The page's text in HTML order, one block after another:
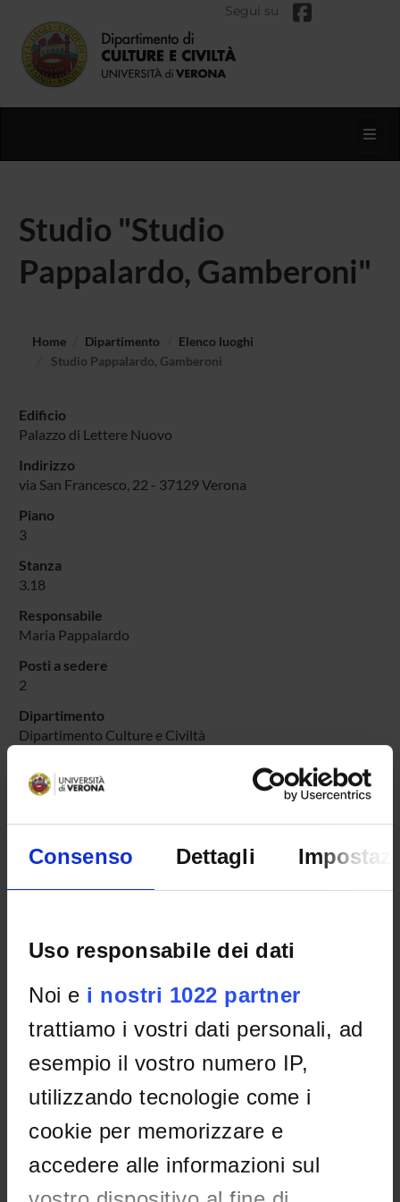
Consenso Dettagli
Uso responsabile dei dati
Noi e i nostri 1022 partner
trattiamo i vostri dati personali, ad
esempio il vostro numero IP,
utilizzando tecnologie come i
cookie per memorizzare e
accedere alle informazioni sul
Segui su
Studio "Studio
Pappalardo, Gamberoni"
Home Dipartimento
Elenco luoghi
Studio Pappalardo, Gamberoni
Edificio
Palazzo di Lettere Nuovo
Indirizzo
via San Francesco, 22 - 37129 Verona
Piano
3
Stanza
3.18
Responsabile
Maria Pappalardo
Posti a sedere
2
Dipartimento
Dipartimento Culture e Civiltà
LUOGHI DI INTERESSE